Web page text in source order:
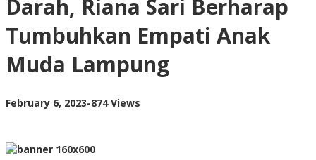
Sari
Berharap
Tumbuhkan
Empati
Darah, Riana Sari Berharap
Tumbuhkan Empati Anak
Muda Lampung
February 6, 2023by
-874 Views